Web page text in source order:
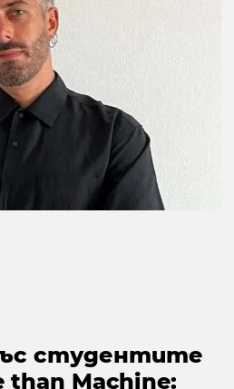
студентите
Machine: